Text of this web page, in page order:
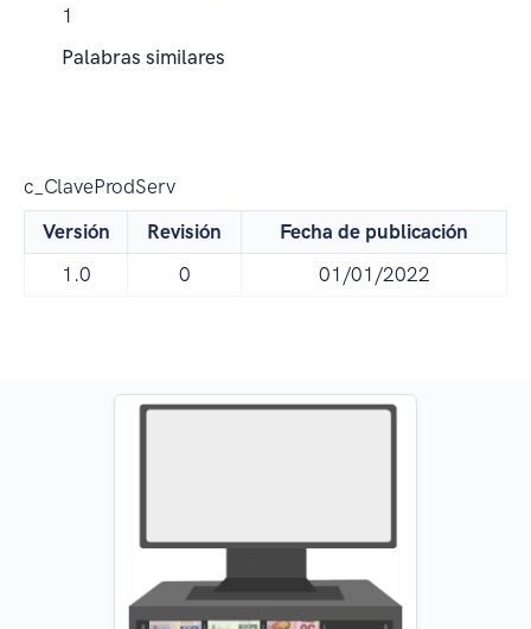
1
Palabras similares
c_ClaveProdServ
Versión
Revisión
Fecha de publicación
1.0
0 01/01/2022